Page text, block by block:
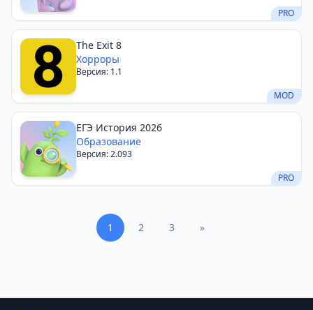
PRO
The Exit 8
Хорроры
Версия: 1.1
MOD
ЕГЭ История 2026
Образование
Версия: 2.093
PRO
1 2 3 »